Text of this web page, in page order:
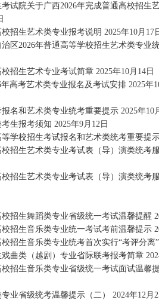
试院关于广西2026年完成普通高校招生
招生艺术类专业报考说明 2025年10月17
区2026年普通高等学校招生艺术类专业
招生艺术专业考试简章2025年10月14日
高考艺术类专业报名及考试安排2025年
报名和艺术类专业统考重要提示2025年10
生报考须知 2025年9月12日
学校招生考试报名和艺术类统考重要提
校招生艺术类专业考试表（导）演类统考
校招生艺术类专业考试表（导）演类统考
招生舞蹈类专业省级统一考试温馨提醒
校招生音乐类专业统一考试考前温馨提示
招生音乐类专业统考首次实行“考评分离
曲类（越剧）专业省际联考报考简章
招生音乐类专业省级统一考试面试温馨
业省级统考温馨提示（二）
2024年12月